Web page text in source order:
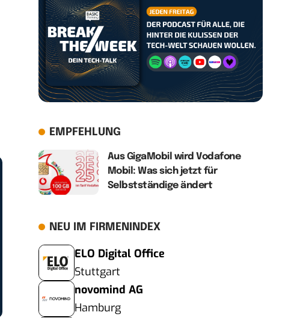
EMPFEHLUNG
Aus GigaMobil wird Vodafone
Mobil: Was sich jetzt für
Selbstständige ändert
NEU IM FIRMENINDEX
ELO Digital Office
Stuttgart
novomind AG
Hamburg